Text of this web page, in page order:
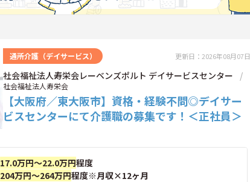
通所介護（デイサービス） 更新日：2026年08月07日
社会福祉法人寿栄会レーベンズポルト デイサービスセンター
社会福祉法人寿栄会
【大阪府／東大阪市】資格・経験不問◎デイサー
ビスセンターにて介護職の募集です！＜正社員＞
17.0万円～22.0万円程度
204万円～264万円程度※月収×12ヶ月